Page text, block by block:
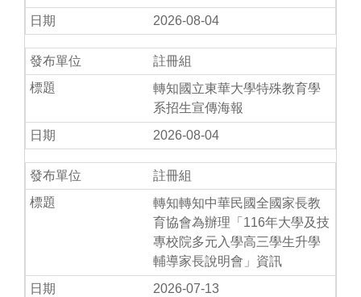
2026-08-04
註冊組
轉知國立東華大學特殊教育學
系招生宣傳海報
2026-08-04
註冊組
轉知轉知中華民國全國家長教
育協會為辦理「116年大學及技
專校院多元入學高三學生升學
輔導家長說明會」資訊
2026-07-13